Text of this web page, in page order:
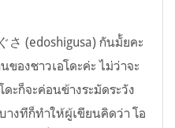
さ (edoshigusa) กันมั้ยคะ
องชาวเอโดะค่ะ ไม่ว่าจะ
ะก็จะค่อนข้างระมัดระวัง
างทีก็ทำให้ผู้เขียนคิดว่า โอ